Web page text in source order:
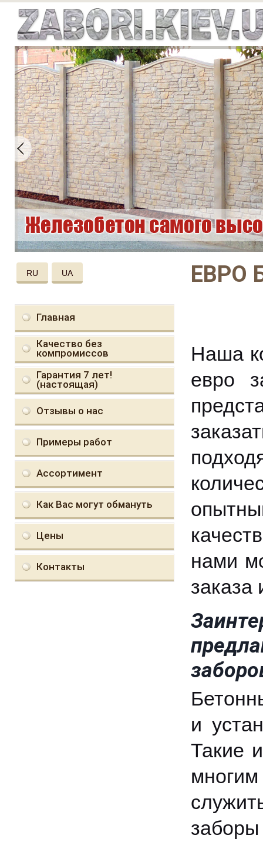
RU UA
Главная
Качество без
компромиссов
Гарантия 7 лет!
(настоящая)
Отзывы о нас
Примеры работ
Ассортимент
Как Вас могут обмануть
Цены
Контакты
ЕВРО
Наша
евро
нами
заказа
и
Такие